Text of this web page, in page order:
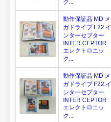
ク...
動作保証品 MD メ
ガドライブ F22 イ
ンターセプター
INTER CEPTOR
エレクトロニッ
ク...
動作保証品 MD メ
ガドライブ F22 イ
ンターセプター
INTER CEPTOR
エレクトロニッ
ク...